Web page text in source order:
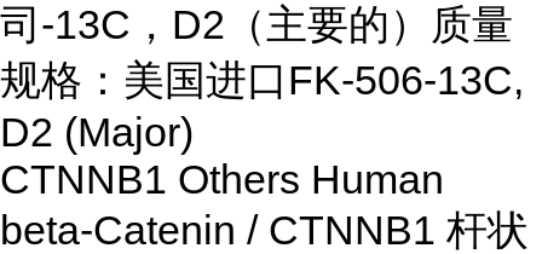
司-13C，D2（主要的）质量
规格：美国进口FK-506-13C,
D2 (Major)
CTNNB1 Others Human
beta-Catenin / CTNNB1 杆状